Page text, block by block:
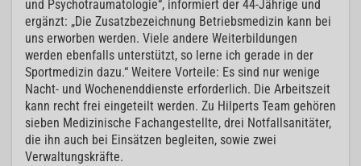
und Psychotraumatologie“, informiert der 44-Jährige und
ergänzt: „Die Zusatzbezeichnung Betriebsmedizin kann bei
uns erworben werden. Viele andere Weiterbildungen
werden ebenfalls unterstützt, so lerne ich gerade in der
Sportmedizin dazu.“ Weitere Vorteile: Es sind nur wenige
Nacht- und Wochenenddienste erforderlich. Die Arbeitszeit
kann recht frei eingeteilt werden. Zu Hilperts Team gehören
sieben Medizinische Fachangestellte, drei Notfallsanitäter,
die ihn auch bei Einsätzen begleiten, sowie zwei
Verwaltungskräfte.